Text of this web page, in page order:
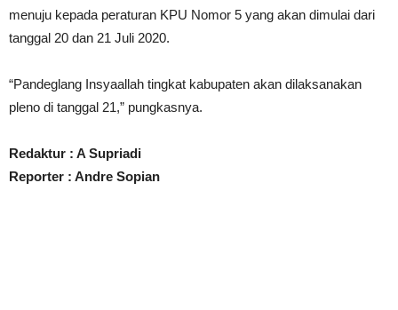
menuju kepada peraturan KPU Nomor 5 yang akan dimulai dari
tanggal 20 dan 21 Juli 2020.
“Pandeglang Insyaallah tingkat kabupaten akan dilaksanakan
pleno di tanggal 21,” pungkasnya.
Redaktur : A Supriadi
Reporter : Andre Sopian